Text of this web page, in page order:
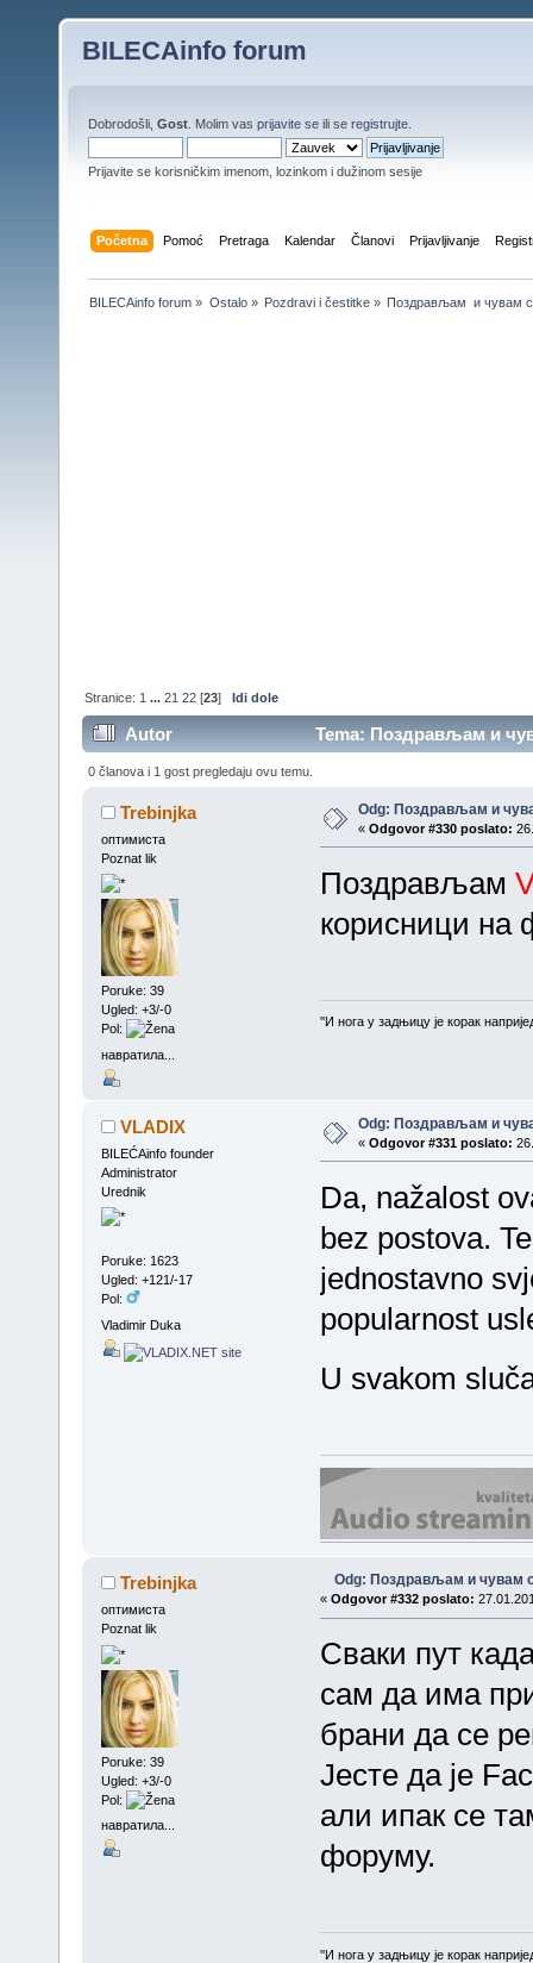
BILECAinfo forum
Dobrodošli, Gost . Molim vas prijavite se ili se registrujte
Prijavite se korisničkim imenom, lozinkom i dužinom sesije
Početna Pomoć Pretraga Kalendar Članovi Prijavljivanje
BILECAinfo forum » Ostalo» Pozdravi i čestitke» Поздрављам  и чувам
Stranice: 1 ...21 22 [23]Idi dole
Autor Tema: Поздрављам и
0 članova i 1 gost pregledaju ovu temu.
Trebinjka
оптимиста
Poznat lik
Poruke: 39
Ugled: +3/-0
Pol:
навратила...
Odg: Поздрављам и
« Odgovor #330 poslato:
Поздрављам
корисници на
''И нога у задњицу је корак
VLADIX
BILEĆAinfo founder
Administrator
Urednik
Poruke: 1623
Ugled: +121/-17
Pol:
Vladimir Duka
Odg: Поздрављам и
« Odgovor #331 poslato:
Da, nažalost
bez postova.
jednostavno
popularnost
U svakom
Trebinjka
оптимиста
Poznat lik
Poruke: 39
Ugled: +3/-0
Pol:
навратила...
Odg: Поздрављам и чувам
« Odgovor #332 poslato:
Сваки пут
сам да има
брани да се
Јесте да је
али ипак се
форуму.
''И нога у задњицу је корак